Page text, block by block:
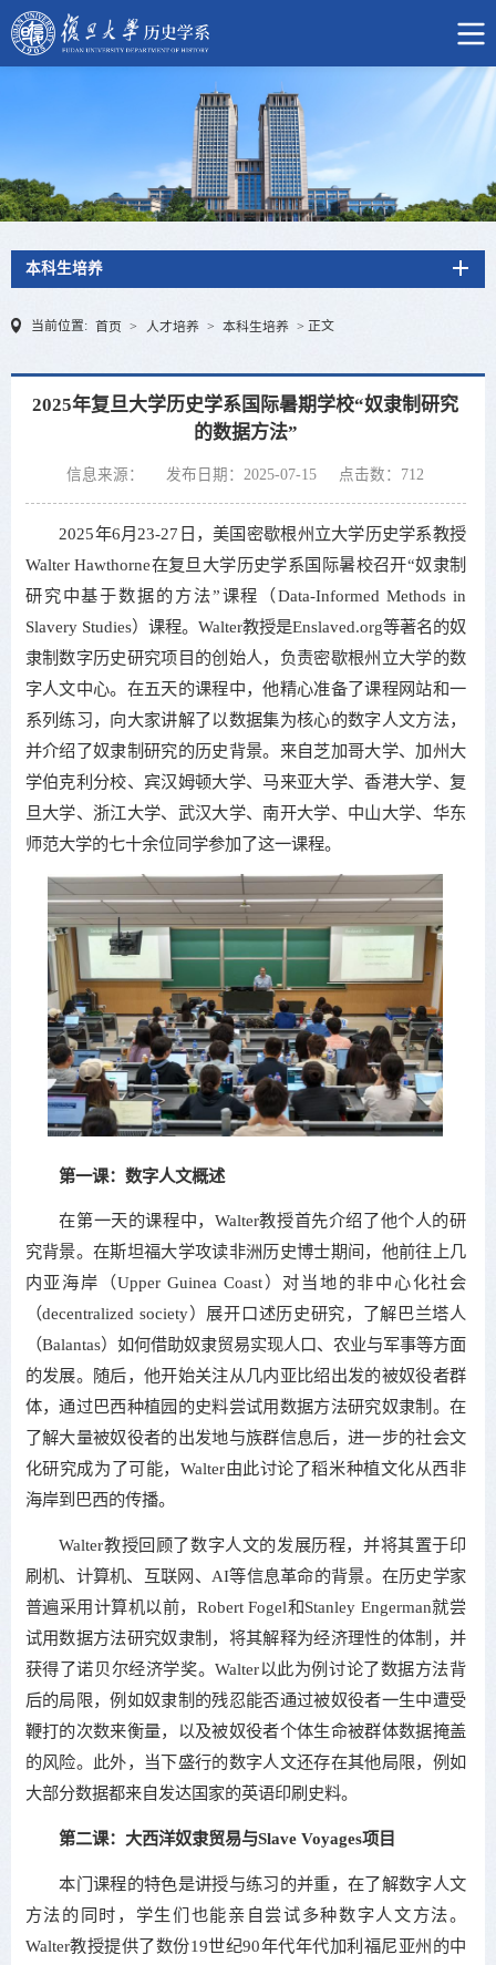
本科生培养
当前位置: 首页 > 人才培养 > 本科生培养 > 正文
2025年复旦大学历史学系国际暑期学校“奴隶制研究
的数据方法”
信息来源： 发布日期：2025-07-15 点击数： 712
2025年6月23-27日，美国密歇根州立大学历史学系教授
Walter Hawthorne在复旦大学历史学系国际暑校召开“奴隶制
研究中基于数据的方法”课程（Data-Informed Methods in
Slavery Studies）课程。Walter教授是Enslaved.org等著名的奴
隶制数字历史研究项目的创始人，负责密歇根州立大学的数
字人文中心。在五天的课程中，他精心准备了课程网站和一
系列练习，向大家讲解了以数据集为核心的数字人文方法，
并介绍了奴隶制研究的历史背景。来自芝加哥大学、加州大
学伯克利分校、宾汉姆顿大学、马来亚大学、香港大学、复
旦大学、浙江大学、武汉大学、南开大学、中山大学、华东
师范大学的七十余位同学参加了这一课程。
第一课：数字人文概述
在第一天的课程中，Walter教授首先介绍了他个人的研
究背景。在斯坦福大学攻读非洲历史博士期间，他前往上几
内亚海岸（Upper Guinea Coast）对当地的非中心化社会
（decentralized society）展开口述历史研究，了解巴兰塔人
（Balantas）如何借助奴隶贸易实现人口、农业与军事等方面
的发展。随后，他开始关注从几内亚比绍出发的被奴役者群
体，通过巴西种植园的史料尝试用数据方法研究奴隶制。在
了解大量被奴役者的出发地与族群信息后，进一步的社会文
化研究成为了可能，Walter由此讨论了稻米种植文化从西非
海岸到巴西的传播。
Walter教授回顾了数字人文的发展历程，并将其置于印
刷机、计算机、互联网、AI等信息革命的背景。在历史学家
普遍采用计算机以前，Robert Fogel和Stanley Engerman就尝
试用数据方法研究奴隶制，将其解释为经济理性的体制，并
获得了诺贝尔经济学奖。Walter以此为例讨论了数据方法背
后的局限，例如奴隶制的残忍能否通过被奴役者一生中遭受
鞭打的次数来衡量，以及被奴役者个体生命被群体数据掩盖
的风险。此外，当下盛行的数字人文还存在其他局限，例如
大部分数据都来自发达国家的英语印刷史料。
第二课：大西洋奴隶贸易与Slave Voyages项目
本门课程的特色是讲授与练习的并重，在了解数字人文
方法的同时，学生们也能亲自尝试多种数字人文方法。
Walter教授提供了数份19世纪90年代年代加利福尼亚州的中